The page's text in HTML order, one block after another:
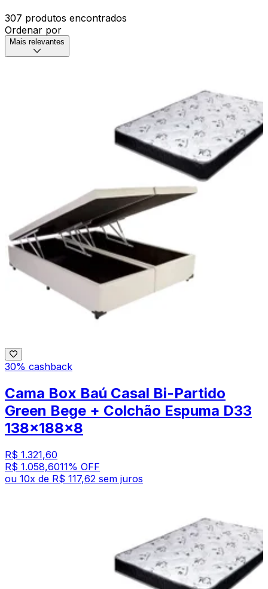
307 produtos encontrados
Ordenar por
Mais relevantes
30% cashback
Cama Box Baú Casal Bi-Partido
Green Bege + Colchão Espuma D33
138x188x8
R$ 1.321,60
R$ 1.058,6011% OFF
ou 10x de R$ 117,62 sem juros